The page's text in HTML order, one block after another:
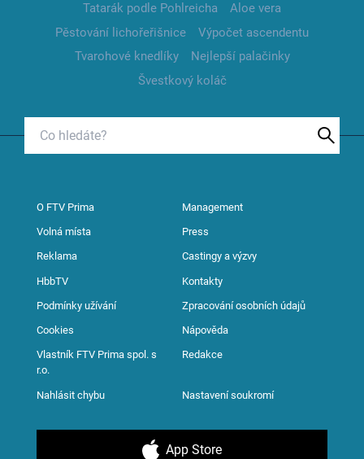
Tatarák podle Pohlreicha
Aloe vera
Pěstování lichořeřišnice
Výpočet ascendentu
Tvarohové knedlíky
Nejlepší palačinky
Švestkový koláč
O FTV Prima Management
Volná místa Press
Reklama Castingy a výzvy
HbbTV Kontakty
Podmínky užívání Zpracování osobních údajů
Cookies Nápověda
Vlastník FTV Prima spol. s
r.o.
Redakce
Nahlásit chybu Nastavení soukromí
App Store